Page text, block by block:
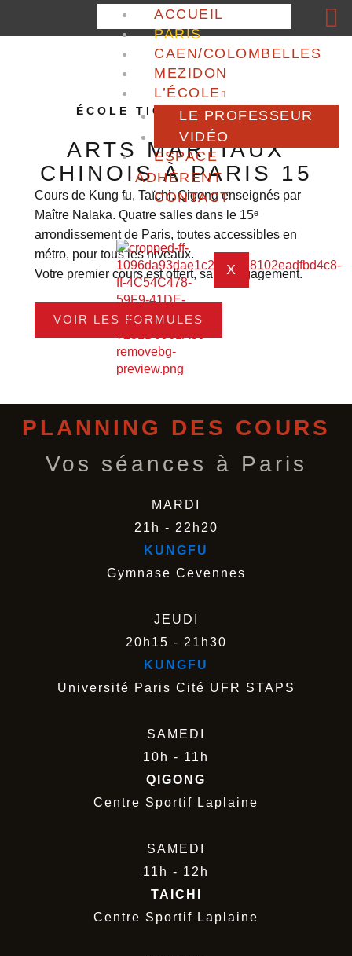
ACCUEIL
PARIS
CAEN/COLOMBELLES
MEZIDON
L’ÉCOLE
LE PROFESSEUR
VIDÉO
ESPACE
ADHÉRENT
CONTACT
X
ÉCOLE TIGRE & DRAGON
ARTS MARTIAUX
CHINOIS À PARIS 15
Cours de Kung fu, Taïchi, Qigong enseignés par
Maître Nalaka. Quatre salles dans le 15ᵉ
arrondissement de Paris, toutes accessibles en
métro, pour tous les niveaux.
Votre premier cours est offert, sans engagement.
VOIR LES FORMULES
PLANNING DES COURS
Vos séances à Paris
MARDI
21h - 22h20
KUNGFU
Gymnase Cevennes
JEUDI
20h15 - 21h30
KUNGFU
Université Paris Cité UFR STAPS
SAMEDI
10h - 11h
QIGONG
Centre Sportif Laplaine
SAMEDI
11h - 12h
TAICHI
Centre Sportif Laplaine